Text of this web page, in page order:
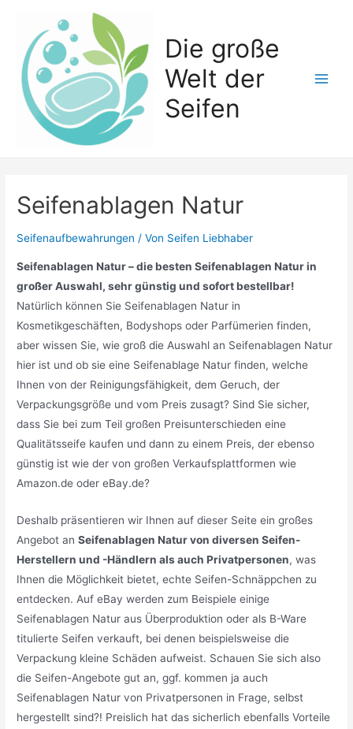
springen
Die große
Welt der
Seifen
Seifenablagen Natur
Seifenaufbewahrungen / Von Seifen Liebhaber
Seifenablagen Natur – die besten Seifenablagen Natur in
großer Auswahl, sehr günstig und sofort bestellbar!
Natürlich können Sie Seifenablagen Natur in
Kosmetikgeschäften, Bodyshops oder Parfümerien finden,
aber wissen Sie, wie groß die Auswahl an Seifenablagen Natur
hier ist und ob sie eine Seifenablage Natur finden, welche
Ihnen von der Reinigungsfähigkeit, dem Geruch, der
Verpackungsgröße und vom Preis zusagt? Sind Sie sicher,
dass Sie bei zum Teil großen Preisunterschieden eine
Qualitätsseife kaufen und dann zu einem Preis, der ebenso
günstig ist wie der von großen Verkaufsplattformen wie
Amazon.de oder eBay.de?
Deshalb präsentieren wir Ihnen auf dieser Seite ein großes
Angebot anSeifenablagen Natur von diversen Seifen-
Herstellern und -Händlern als auch Privatpersonen, was
Ihnen die Möglichkeit bietet, echte Seifen-Schnäppchen zu
entdecken. Auf eBay werden zum Beispiele einige
Seifenablagen Natur aus Überproduktion oder als B-Ware
titulierte Seifen verkauft, bei denen beispielsweise die
Verpackung kleine Schäden aufweist. Schauen Sie sich also
die Seifen-Angebote gut an, ggf. kommen ja auch
Seifenablagen Natur von Privatpersonen in Frage, selbst
hergestellt sind?! Preislich hat das sicherlich ebenfalls Vorteile